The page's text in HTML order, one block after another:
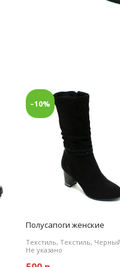
–10%
Полусапоги женские
Текстиль, Текстиль,
Не указано